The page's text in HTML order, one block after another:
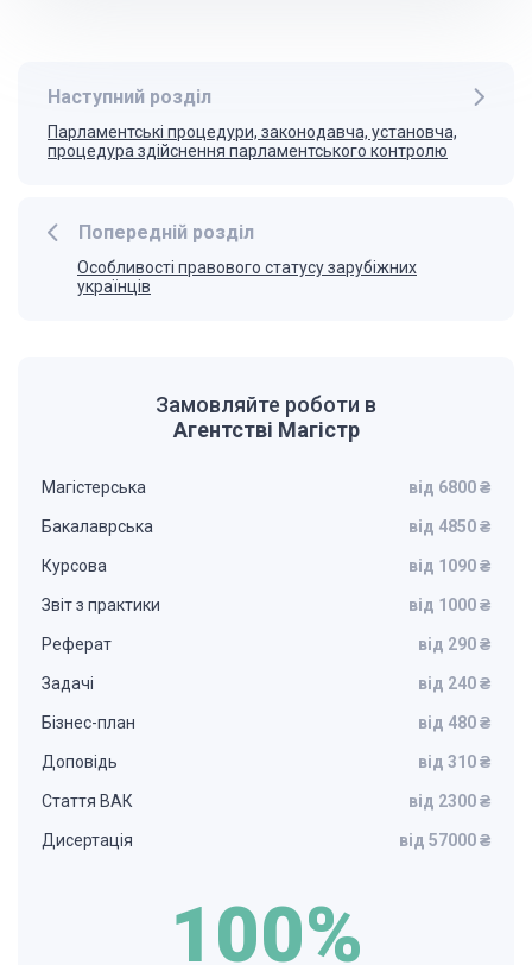
Попередній розділ
Особливості правового статусу зарубіжних
українців
Наступний розділ
Парламентські процедури, законодавча, установча,
процедура здійснення парламентського контролю
Замовляйте роботи в
Агентстві Магістр
Магістерська від 6800 ₴
Бакалаврська від 4850 ₴
Курсова від 1090 ₴
Звіт з практики від 1000 ₴
Реферат від 290 ₴
Задачі від 240 ₴
Бізнес-план від 480 ₴
Доповідь від 310 ₴
Стаття ВАК від 2300 ₴
Дисертація від 57000 ₴
100%